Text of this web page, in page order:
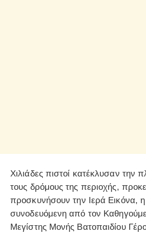
Χιλιάδες πιστοί κατέκλυσαν την
τους δρόμους της περιοχής,
προσκυνήσουν την Ιερά Εικόνα,
συνοδευόμενη από τον
Μεγίστης Μονής Βατοπαιδίου